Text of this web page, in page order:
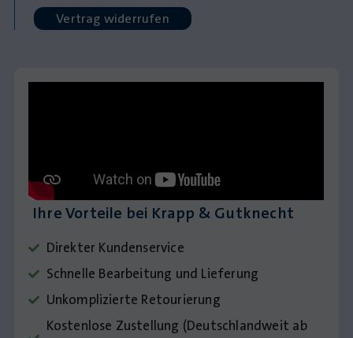
Vertrag widerrufen
Ihre Vorteile bei Krapp & Gutknecht
Direkter Kundenservice
Schnelle Bearbeitung und Lieferung
Unkomplizierte Retourierung
Kostenlose Zustellung (Deutschlandweit ab